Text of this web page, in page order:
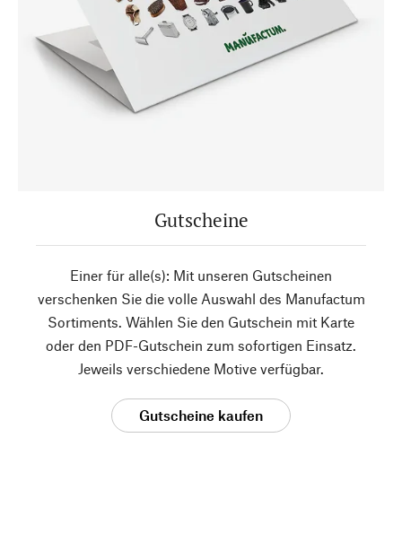
Gutscheine
Einer für alle(s): Mit unseren Gutscheinen
verschenken Sie die volle Auswahl des Manufactum
Sortiments. Wählen Sie den Gutschein mit Karte
oder den PDF-Gutschein zum sofortigen Einsatz.
Jeweils verschiedene Motive verfügbar.
Gutscheine kaufen